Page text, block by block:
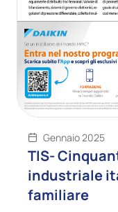
Gennaio 2025
TIS-
industriale
familiare